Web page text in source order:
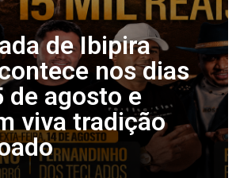
de Ibipira
nos dias
de agosto e
viva tradição